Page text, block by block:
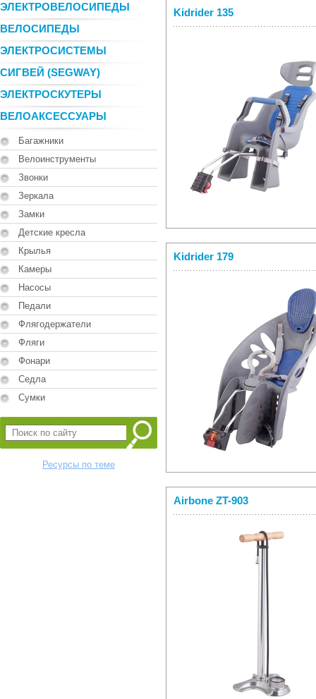
ЭЛЕКТРОВЕЛОСИПЕДЫ
ВЕЛОСИПЕДЫ
ЭЛЕКТРОСИСТЕМЫ
СИГВЕЙ (SEGWAY)
ЭЛЕКТРОСКУТЕРЫ
ВЕЛОАКСЕССУАРЫ
Багажники
Велоинструменты
Звонки
Зеркала
Замки
Детские кресла
Крылья
Камеры
Насосы
Педали
Флягодержатели
Фляги
Фонари
Седла
Сумки
Ресурсы по теме
Kidrider 135
Kidrider 179
Airbone ZT-903